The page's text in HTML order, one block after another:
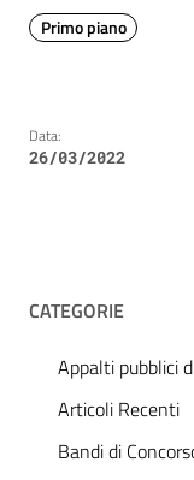
Primo piano
Data:
26/03/2022
CATEGORIE
Appalti pubblici
Articoli Recenti
Bandi di